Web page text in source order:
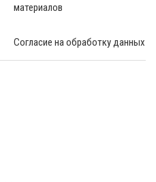
материалов
Согласие на обработку данных